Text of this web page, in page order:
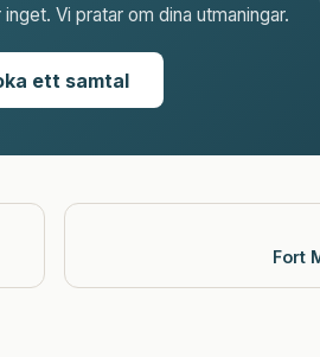
Vi pratar om dina utmaningar.
ett samtal